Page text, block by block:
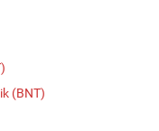
(BNT)